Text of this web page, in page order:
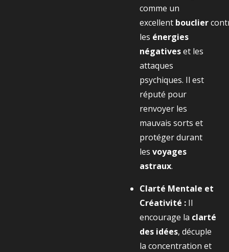
comme un
excellent bouclier
les énergies
négativeset les
attaques
psychiques. Il est
réputé pour
renvoyer les
mauvais sorts et
protéger durant
les voyages
astraux.
Clarté Mentale et
Créativité : Il
encourage la clarté
des idées, décuple
la concentration et